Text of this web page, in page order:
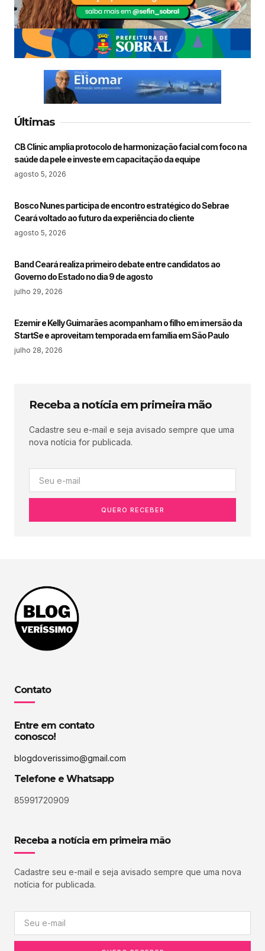
Últimas
CB Clinic amplia protocolo de harmonização facial com foco na
saúde da pele e investe em capacitação da equipe
agosto 5, 2026
Bosco Nunes participa de encontro estratégico do Sebrae
Ceará voltado ao futuro da experiência do cliente
agosto 5, 2026
Band Ceará realiza primeiro debate entre candidatos ao
Governo do Estado no dia 9 de agosto
julho 29, 2026
Ezemir e Kelly Guimarães acompanham o filho em imersão da
StartSe e aproveitam temporada em família em São Paulo
julho 28, 2026
Receba a notícia em primeira mão
Cadastre seu e-mail e seja avisado sempre que uma
nova notícia for publicada.
QUERO RECEBER
Contato
Entre em contato
conosco!
blogdoverissimo@gmail.com
Telefone e Whatsapp
85991720909
Receba a notícia em primeira mão
Cadastre seu e-mail e seja avisado sempre que uma nova
notícia for publicada.